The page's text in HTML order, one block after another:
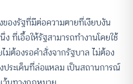
ของรัฐที่มีต่อความตายที่เงียบงัน
ที่เอื้อให้รัฐสามารถทำงานโดยใช้
ไม่ต้องรอคำสั่งจากรัฐบาล ไม่ต้อง
ประเด็นที่ล่อแหลม เป็นสถานการณ์